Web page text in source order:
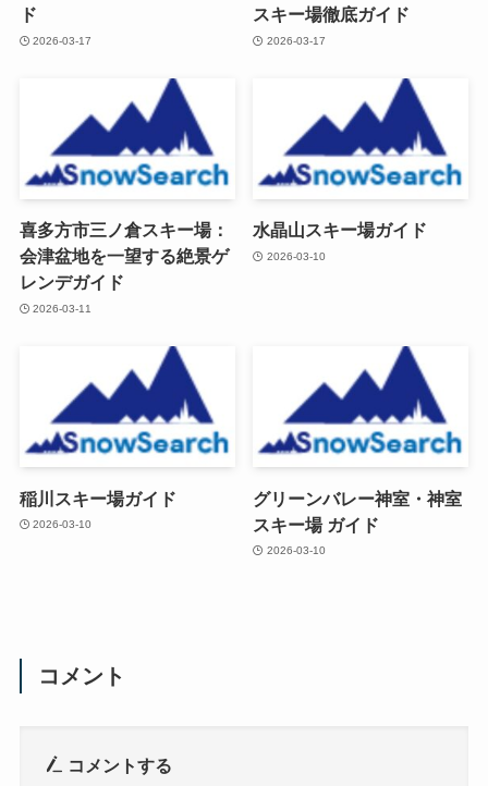
ド
2026-03-17
スキー場徹底ガイド
2026-03-17
喜多方市三ノ倉スキー場：
会津盆地を一望する絶景ゲ
レンデガイド
2026-03-11
水晶山スキー場ガイド
2026-03-10
稲川スキー場ガイド
2026-03-10
グリーンバレー神室・神室
スキー場 ガイド
2026-03-10
コメント
コメントする